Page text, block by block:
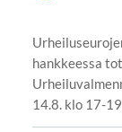
hankkeessa
14.8. klo 17-